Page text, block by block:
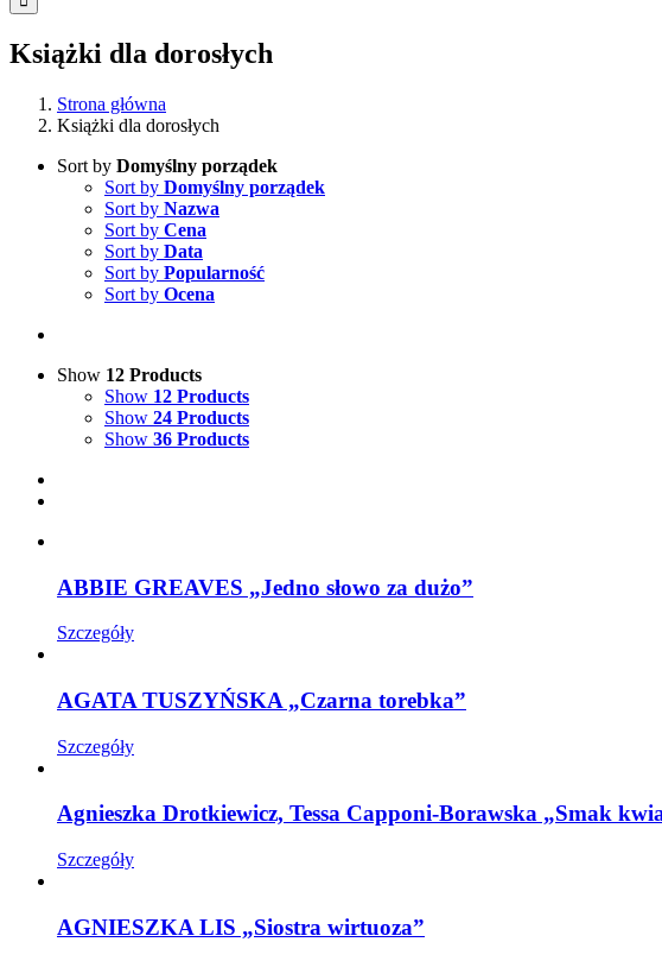
Książki dla dorosłych
Strona główna
Książki dla dorosłych
Sort by Domyślny porządek
Sort by Domyślny porządek
Sort by Nazwa
Sort by Cena
Sort by Data
Sort by Popularność
Sort by Ocena
Show 12 Products
Show 12 Products
Show 24 Products
Show 36 Products
ABBIE GREAVES „Jedno słowo za dużo”
Szczegóły
AGATA TUSZYŃSKA „Czarna torebka”
Szczegóły
Agnieszka Drotkiewicz, Tessa Capponi-Borawska „Smak
Szczegóły
AGNIESZKA LIS „Siostra wirtuoza”